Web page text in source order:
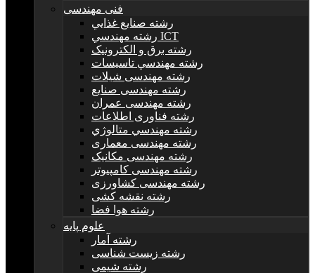
فنی مهندسی
رشته صنايع غذايي
رشته مهندسي ICT
رشته برق و الکترونيک
رشته مهندسي تاسيسات
رشته مهندسی شیلات
رشته مهندسی صنایع
رشته مهندسی عمران
رشته فناوری اطلاعات
رشته مهندسي متالوژي
رشته مهندسی معماری
رشته مهندسی مکانیک
رشته مهندسی کامپیوتر
رشته مهندسی کشاورزی
رشته نقشه کشی
رشته هوا فضا
علوم پایه
رشته آمار
رشته زیست شناسی
رشته شیمی